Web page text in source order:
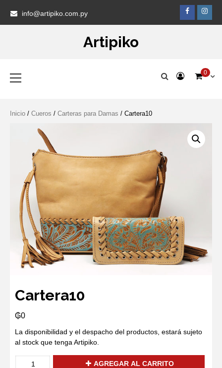
content
info@artipiko.com.py
Artipiko
Menu
0
Inicio / Cueros / Carteras para Damas / Cartera10
Cartera10
₲0
La disponibilidad y el despacho del productos, estará sujeto
al stock que tenga Artipiko.
AGREGAR AL CARRITO